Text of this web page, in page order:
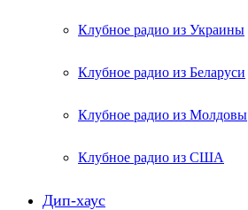
Клубное радио из Украины
Клубное радио из Беларуси
Клубное радио из Молдовы
Клубное радио из США
Дип-хаус